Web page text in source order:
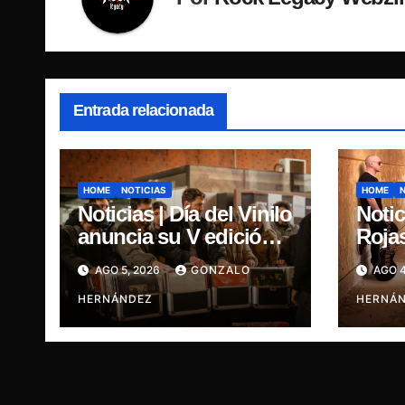
Entrada relacionada
HOME NOTICIAS
Noticias | Día del Vinilo
anuncia su V edición
celebrando el regreso
del 7″ fabricado en
Chile
AGO 5, 2026 GONZALO
HERNÁNDEZ
HOME
AGO